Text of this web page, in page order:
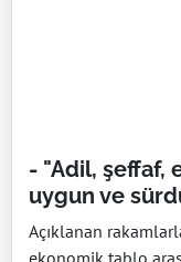
- "Adil, şeffaf,
uygun ve
Açıklanan